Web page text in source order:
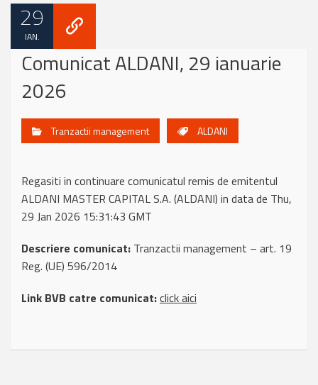
29
IAN.
Comunicat ALDANI, 29 ianuarie
2026
Tranzactii management ALDANI
Regasiti in continuare comunicatul remis de emitentul
ALDANI MASTER CAPITAL S.A. (ALDANI) in data de Thu,
29 Jan 2026 15:31:43 GMT
Descriere comunicat: Tranzactii management – art. 19
Reg. (UE) 596/2014
Link BVB catre comunicat:click aici